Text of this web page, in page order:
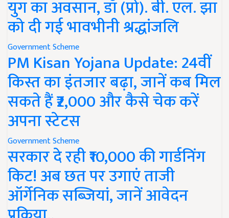
युग का अवसान, डॉ (प्रो). बी. एल. झा
को दी गई भावभीनी श्रद्धांजलि
Government Scheme
PM Kisan Yojana Update: 24वीं
किस्त का इंतजार बढ़ा, जानें कब मिल
सकते हैं ₹2,000 और कैसे चेक करें
अपना स्टेटस
Government Scheme
सरकार दे रही ₹10,000 की गार्डनिंग
किट! अब छत पर उगाएं ताजी
ऑर्गेनिक सब्जियां, जानें आवेदन